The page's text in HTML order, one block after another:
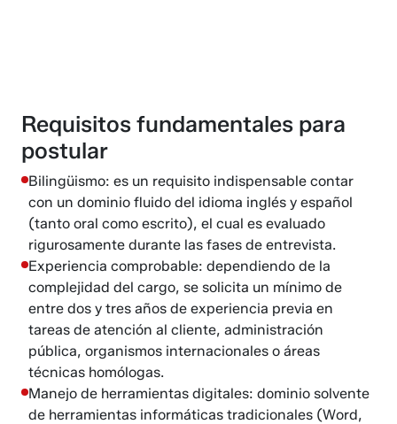
Requisitos fundamentales para
postular
Bilingüismo: es un requisito indispensable contar
con un dominio fluido del idioma inglés y español
(tanto oral como escrito), el cual es evaluado
rigurosamente durante las fases de entrevista.
Experiencia comprobable: dependiendo de la
complejidad del cargo, se solicita un mínimo de
entre dos y tres años de experiencia previa en
tareas de atención al cliente, administración
pública, organismos internacionales o áreas
técnicas homólogas.
Manejo de herramientas digitales: dominio solvente
de herramientas informáticas tradicionales (Word,